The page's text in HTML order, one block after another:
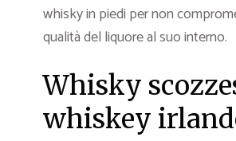
whisky in piedi per non
qualità del liquore al suo interno.
Whisky
whiskey